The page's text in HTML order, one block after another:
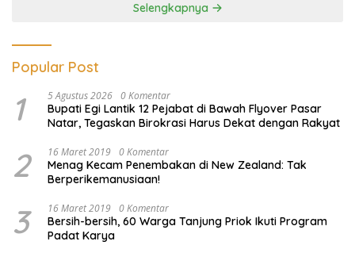
Selengkapnya
Popular Post
1 5 Agustus 2026 0 Komentar
Bupati Egi Lantik 12 Pejabat di Bawah Flyover Pasar
Natar, Tegaskan Birokrasi Harus Dekat dengan Rakyat
2 16 Maret 2019 0 Komentar
Menag Kecam Penembakan di New Zealand: Tak
Berperikemanusiaan!
3 16 Maret 2019 0 Komentar
Bersih-bersih, 60 Warga Tanjung Priok Ikuti Program
Padat Karya